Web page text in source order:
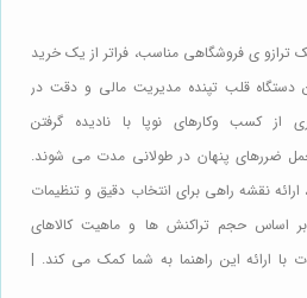
ترازو ی فروشگاهی مناسب، فراتر از یک خرید
دستگاه قلب تپنده مدیریت مالی و دقت در
از کسب وکارهای نوپا با نادیده گرفتن
ضررهای پنهان در طولانی مدت می شوند.
نقشه راهی برای انتخاب دقیق و تنظیمات
بر اساس حجم تراکنش ها و ماهیت کالاهای
با ارائه این راهنما به شما کمک می کند. |